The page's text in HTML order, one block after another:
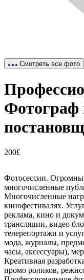
Смотреть все фото
Фотограф
200£
Фотосессии.
многочисленные
Многочисленные
кинофестивалях.
реклама, кино и
трансляции, видео
телерепортажи и
мода, журналы,
часы, аксессуары),
Креативная
промо роликов,